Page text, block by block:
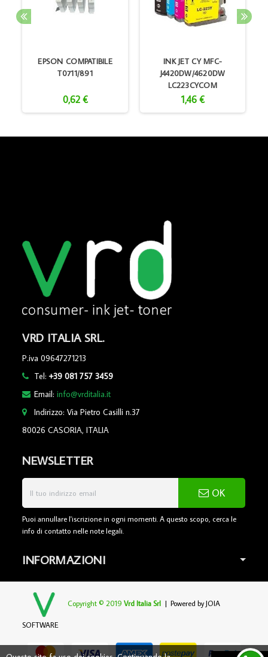
EPSON COMPATIBILE
T0711/891
0,62 €
INK JET CY MFC-
J4420DW/4620DW
LC223CYCOM
1,46 €
VRD ITALIA SRL.
P.iva 09647271213
Tel:+39 081 757 3459
Email:info@vrditalia.it
Indirizzo: Via Pietro Casilli n.37
80026 CASORIA, ITALIA
NEWSLETTER
OK
Puoi annullare l'iscrizione in ogni momenti. A questo scopo, cerca le
info di contatto nelle note legali.
INFORMAZIONI
Copyright © 2019Vrd Italia Srl | Powered byJOIA
SOFTWARE